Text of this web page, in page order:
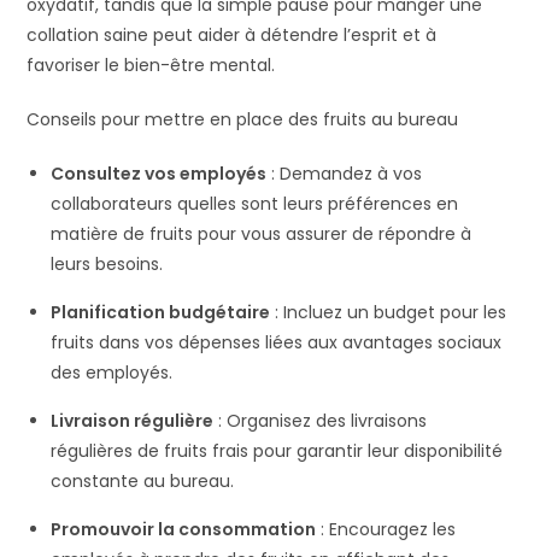
oxydatif, tandis que la simple pause pour manger une
collation saine peut aider à détendre l’esprit et à
favoriser le bien-être mental.
Conseils pour mettre en place des fruits au bureau
Consultez vos employés : Demandez à vos
collaborateurs quelles sont leurs préférences en
matière de fruits pour vous assurer de répondre à
leurs besoins.
Planification budgétaire : Incluez un budget pour les
fruits dans vos dépenses liées aux avantages sociaux
des employés.
Livraison régulière : Organisez des livraisons
régulières de fruits frais pour garantir leur disponibilité
constante au bureau.
Promouvoir la consommation : Encouragez les